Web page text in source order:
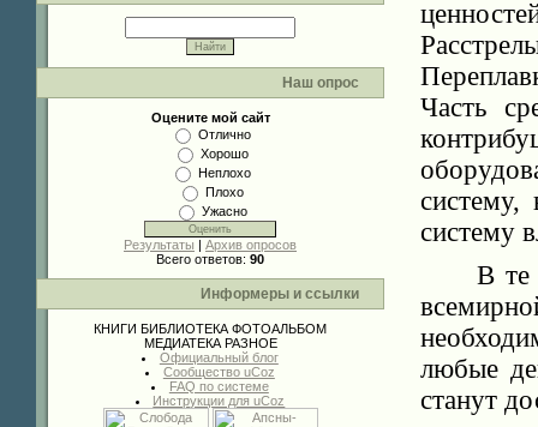
Наш опрос
Оцените мой сайт
Отлично
Хорошо
Неплохо
Плохо
Ужасно
Результаты | Архив опросов
Всего ответов: 90
Информеры и ссылки
КНИГИ БИБЛИОТЕКА ФОТОАЛЬБОМ
МЕДИАТЕКА РАЗНОЕ
Официальный блог
Сообщество uCoz
FAQ по системе
Инструкции для uCoz
Часть
систему,
систему
В те
любые
станут